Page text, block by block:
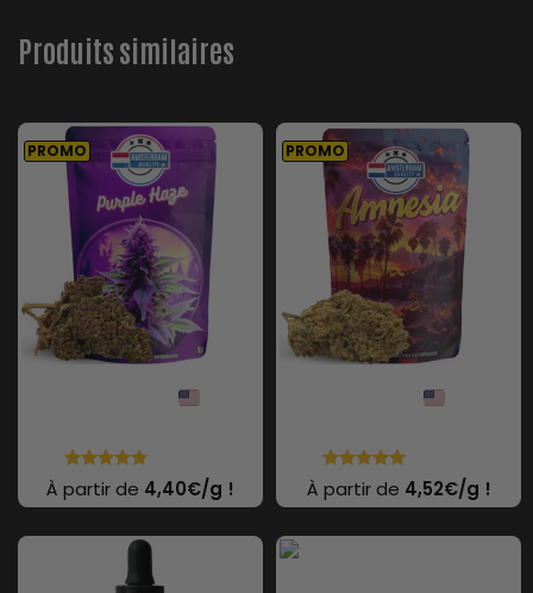
Produits similaires
PROMO
60 avis
À partir de 4,40€/g !
PROMO
À partir de 4,52€/g !